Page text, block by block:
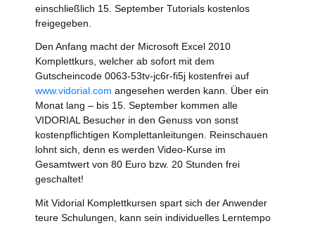
einschließlich 15. September Tutorials kostenlos
freigegeben.
Den Anfang macht der Microsoft Excel 2010
Komplettkurs, welcher ab sofort mit dem
Gutscheincode 0063-53tv-jc6r-fi5j kostenfrei auf
www.vidorial.com angesehen werden kann. Über ein
Monat lang – bis 15. September kommen alle
VIDORIAL Besucher in den Genuss von sonst
kostenpflichtigen Komplettanleitungen. Reinschauen
lohnt sich, denn es werden Video-Kurse im
Gesamtwert von 80 Euro bzw. 20 Stunden frei
geschaltet!
Mit Vidorial Komplettkursen spart sich der Anwender
teure Schulungen, kann sein individuelles Lerntempo